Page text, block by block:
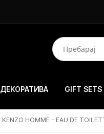
ДЕКОРАТИВА GIFT SETS
KENZO HOMME - EAU DE